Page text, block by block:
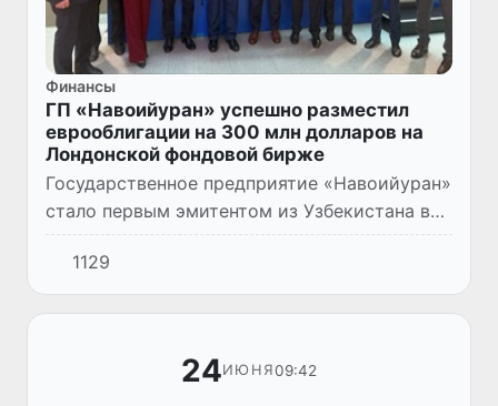
Финансы
ГП «Навоийуран» успешно разместил
еврооблигации на 300 млн долларов на
Лондонской фондовой бирже
Государственное предприятие «Навоийуран»
стало первым эмитентом из Узбекистана в
2025 году, разместившим еврооблигации на
международной фондовой бирже по
рекордно низкой купонной с...
1129
24ИЮНЯ09:42